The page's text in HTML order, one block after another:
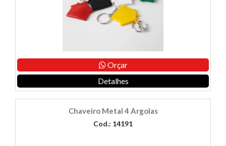
Orçar
Detalhes
Chaveiro Metal 4 Argolas
Cod.: 14191